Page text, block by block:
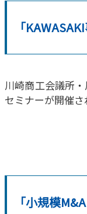
「
川崎商工会議所
セミナーが開催
「小規模